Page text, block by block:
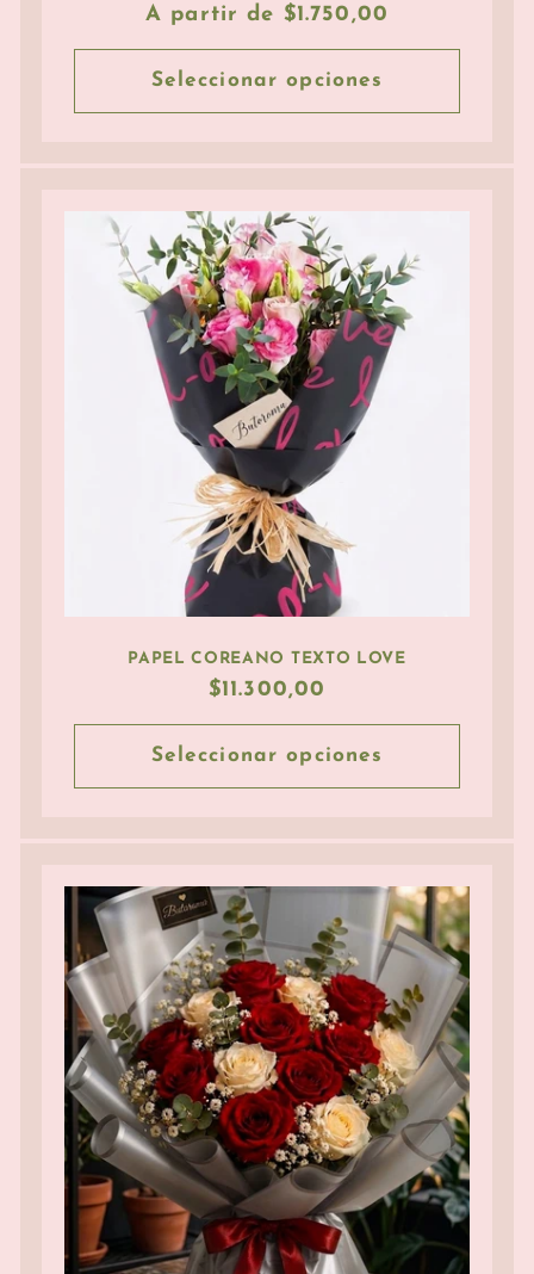
Precio
habitual
A partir de $1.750,00
Seleccionar opciones
PAPEL COREANO TEXTO LOVE
Precio
habitual
$11.300,00
Seleccionar opciones